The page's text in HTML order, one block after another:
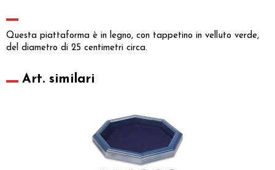
Questa piattaforma è in legno, con tappetino in velluto verde,
del diametro di 25 centimetri circa.
Art. similari